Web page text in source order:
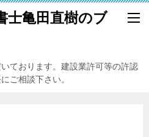
亀田直樹のブ
ております。建設業許可等の許認
ご相談下さい。